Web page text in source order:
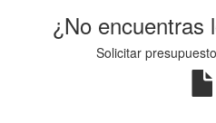
¿No encuentras
Solicitar